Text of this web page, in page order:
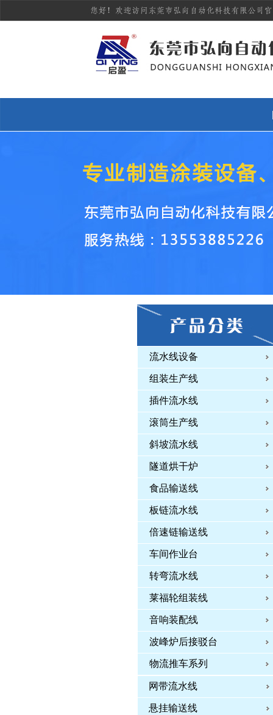
流水线设备
组装生产线
插件流水线
滚筒生产线
斜坡流水线
隧道烘干炉
食品输送线
板链流水线
倍速链输送线
车间作业台
转弯流水线
莱福轮组装线
音响装配线
波峰炉后接驳台
物流推车系列
网带流水线
悬挂输送线